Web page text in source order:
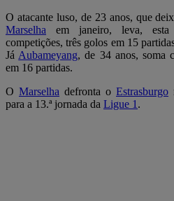
O atacante luso, de 23 anos, que
Marselha em janeiro, leva, esta
competições, três golos em 15
Já Aubameyang, de 34 anos, soma
em 16 partidas.
O Marselha defronta o Estrasburgo
para a 13.ª jornada da Ligue 1 .